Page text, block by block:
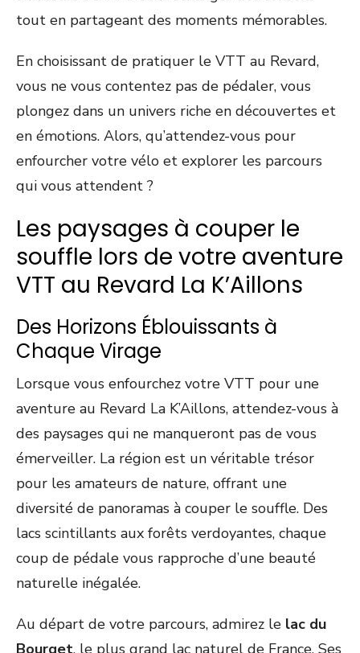
tout en partageant des moments mémorables.
En choisissant de pratiquer le VTT au Revard,
vous ne vous contentez pas de pédaler, vous
plongez dans un univers riche en découvertes et
en émotions. Alors, qu’attendez-vous pour
enfourcher votre vélo et explorer les parcours
qui vous attendent ?
Les paysages à couper le
souffle lors de votre aventure
VTT au Revard La K’Aillons
Des Horizons Éblouissants à
Chaque Virage
Lorsque vous enfourchez votre VTT pour une
aventure au Revard La K’Aillons, attendez-vous à
des paysages qui ne manqueront pas de vous
émerveiller. La région est un véritable trésor
pour les amateurs de nature, offrant une
diversité de panoramas à couper le souffle. Des
lacs scintillants aux forêts verdoyantes, chaque
coup de pédale vous rapproche d’une beauté
naturelle inégalée.
Au départ de votre parcours, admirez le lac du
Bourget, le plus grand lac naturel de France. Ses